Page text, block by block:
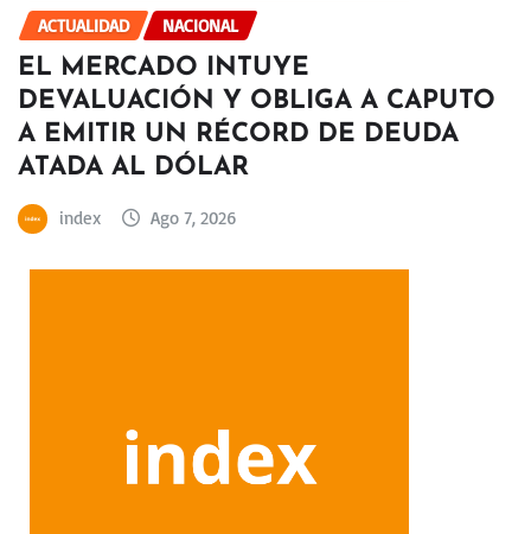
ACTUALIDAD NACIONAL
EL MERCADO INTUYE
DEVALUACIÓN Y OBLIGA A CAPUTO
A EMITIR UN RÉCORD DE DEUDA
ATADA AL DÓLAR
index Ago 7, 2026